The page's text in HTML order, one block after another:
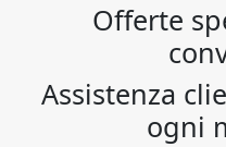
Offerte
Assistenza
ogni